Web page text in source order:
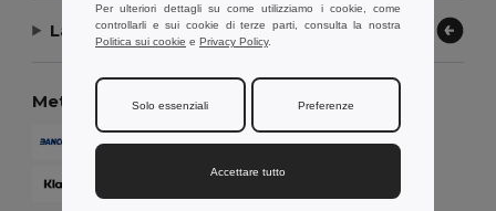
La nostra azienda
Metodi di pagamento
Per ulteriori dettagli su come utilizziamo i cookie, come
controllarli e sui cookie di terze parti, consulta la nostra
Politica sui cookie e Privacy Policy.
Solo essenziali Preferenze
Accettare tutto